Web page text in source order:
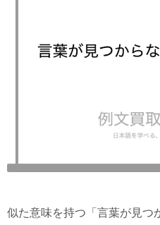
似た意味を持つ「言葉が見つ